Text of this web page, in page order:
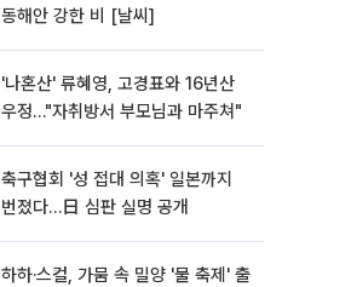
동해안 강한 비 [날씨]
'나혼산' 류혜영, 고경표와 16년산
우정…"자취방서 부모님과 마주쳐"
축구협회 '성 접대 의혹' 일본까지
번졌다…日 심판 실명 공개
하하·스컬, 가뭄 속 밀양 '물 축제' 출